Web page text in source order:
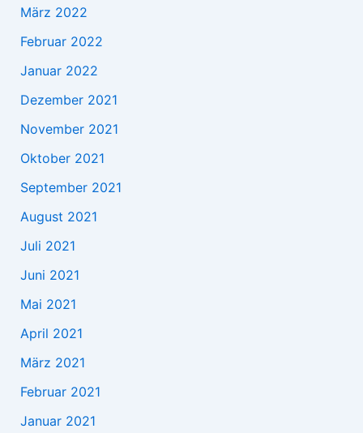
März 2022
Februar 2022
Januar 2022
Dezember 2021
November 2021
Oktober 2021
September 2021
August 2021
Juli 2021
Juni 2021
Mai 2021
April 2021
März 2021
Februar 2021
Januar 2021